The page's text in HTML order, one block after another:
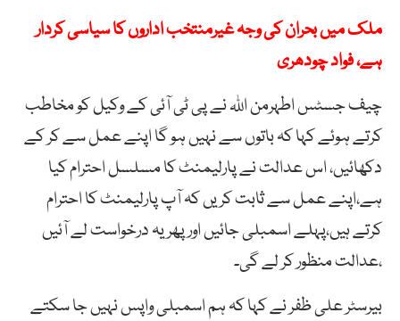
ملک میں بحران کی وجہ غیرمنتخب اداروں کا سیاسی کردار
ہے، فواد چودھری
چیف جسٹس اطہرمن اللہ نے پی ٹی آئی کے وکیل کو مخاطب
کرتے ہوئے کہا کہ باتوں سے نہیں ہو گا اپنے عمل سے کر کے
دکھائیں، اس عدالت نے پارلیمنٹ کا مسلسل احترام کیا
ہے،اپنے عمل سے ثابت کریں کہ آپ پارلیمنٹ کا احترام
کرتے ہیں،پہلے اسمبلی جائیں اور پھر یہ درخواست لے آئیں
،عدالت منظور کر لے گی۔
بیرسٹر علی ظفر نے کہا کہ ہم اسمبلی واپس نہیں جا سکتے